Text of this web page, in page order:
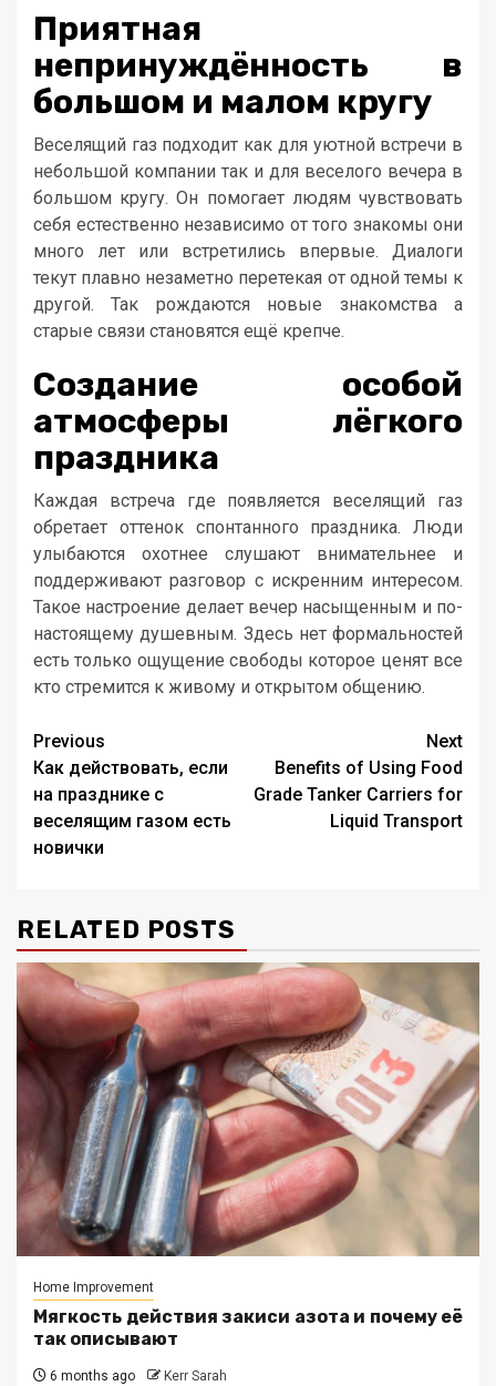
Приятная
непринуждённость в
большом и малом кругу
Веселящий газ подходит как для уютной встречи в
небольшой компании так и для веселого вечера в
большом кругу. Он помогает людям чувствовать
себя естественно независимо от того знакомы они
много лет или встретились впервые. Диалоги
текут плавно незаметно перетекая от одной темы к
другой. Так рождаются новые знакомства а
старые связи становятся ещё крепче.
Создание особой
атмосферы лёгкого
праздника
Каждая встреча где появляется веселящий газ
обретает оттенок спонтанного праздника. Люди
улыбаются охотнее слушают внимательнее и
поддерживают разговор с искренним интересом.
Такое настроение делает вечер насыщенным и по-
настоящему душевным. Здесь нет формальностей
есть только ощущение свободы которое ценят все
кто стремится к живому и открытом общению.
Post
navigation
Previous
Как действовать, если
на празднике с
веселящим газом есть
новички
Next
Benefits of Using Food
Grade Tanker Carriers for
Liquid Transport
RELATED POSTS
Home Improvement
Мягкость действия закиси азота и почему её
так описывают
6 months ago Kerr Sarah